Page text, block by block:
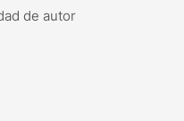
de autor